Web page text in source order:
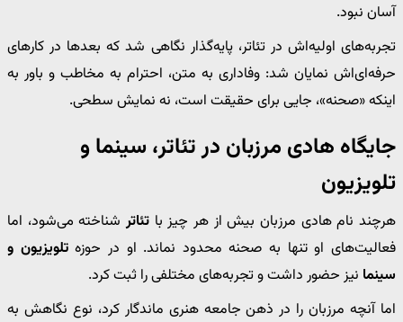
آسان نبود.
تجربه‌های اولیه‌اش در تئاتر، پایه‌گذار نگاهی شد که بعدها در کارهای
حرفه‌ای‌اش نمایان شد: وفاداری به متن، احترام به مخاطب و باور به
اینکه «صحنه»، جایی برای حقیقت است، نه نمایش سطحی.
جایگاه هادی مرزبان در تئاتر، سینما و
تلویزیون
هرچند نام هادی مرزبان بیش از هر چیز با تئاترشناخته می‌شود، اما
فعالیت‌های او تنها به صحنه محدود نماند. او در حوزهتلویزیون و
سینما نیز حضور داشت و تجربه‌های مختلفی را ثبت کرد.
اما آنچه مرزبان را در ذهن جامعه هنری ماندگار کرد، نوع نگاهش به